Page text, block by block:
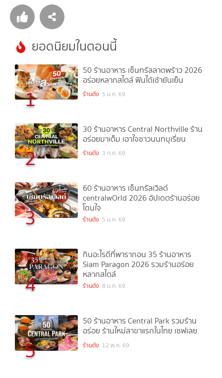
ยอดนิยมในตอนนี้
1
50 ร้านอาหาร เซ็นทรัลลาดพร้าว 2026
อร่อยหลากสไตล์ ฟินได้เช้ายันเย็น
ร้านดัง 5 ม.ค. 69
2
30 ร้านอาหาร Central Northville ร้าน
อร่อยมาเต็ม เอาใจชาวนนทบุเรี่ยน
ร้านดัง 3 ก.ค. 69
3
60 ร้านอาหาร เซ็นทรัลเวิลด์
centralwOrld 2026 อัปเดตร้านอร่อย
โดนใจ
ร้านดัง 5 ม.ค. 69
4
กินอะไรดีที่พารากอน 35 ร้านอาหาร
Siam Paragon 2026 รวมร้านอร่อย
หลากสไตล์
ร้านดัง 8 ม.ค. 69
5
50 ร้านอาหาร Central Park รวมร้าน
อร่อย ร้านใหม่สาขาแรกในไทย เซฟเลย
ร้านดัง 12 พ.ค. 69